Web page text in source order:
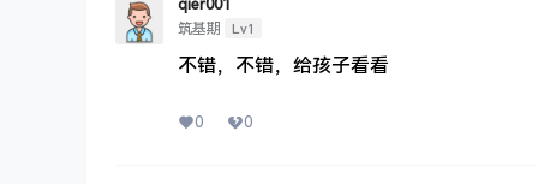
qier001
筑基期
Lv1
不错，不错，给孩子看看
0 0